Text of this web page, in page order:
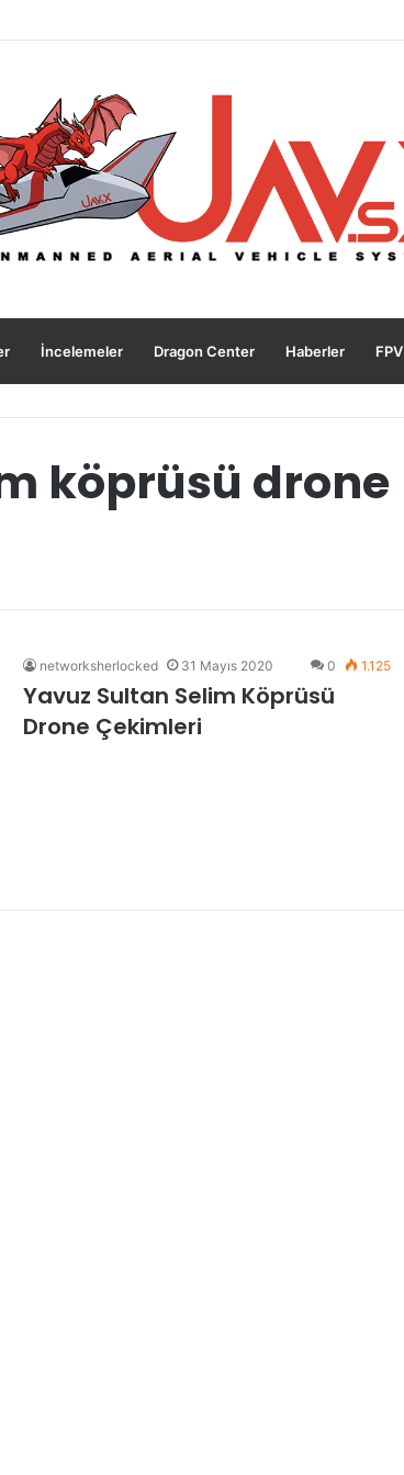
İncelemeler Dragon Center Haberler FPV
köprüsü drone
networksherlocked 31 Mayıs 2020 0 1.125
Yavuz Sultan Selim Köprüsü
Drone Çekimleri